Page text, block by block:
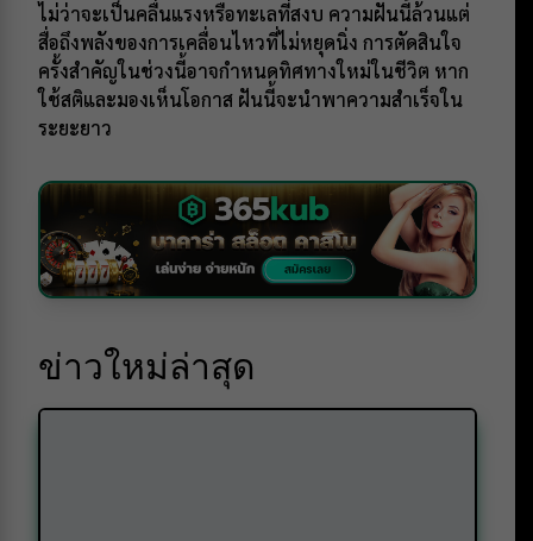
ไม่ว่าจะเป็นคลื่นแรงหรือทะเลที่สงบ ความฝันนี้ล้วนแต่
สื่อถึงพลังของการเคลื่อนไหวที่ไม่หยุดนิ่ง การตัดสินใจ
ครั้งสำคัญในช่วงนี้อาจกำหนดทิศทางใหม่ในชีวิต หาก
ใช้สติและมองเห็นโอกาส ฝันนี้จะนำพาความสำเร็จใน
ระยะยาว
ข่าวใหม่ล่าสุด